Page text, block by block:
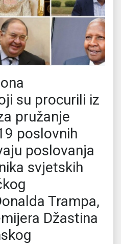
su procurili iz
pružanje
poslovnih
poslovanja
svjetskih
Trampa,
Džastina